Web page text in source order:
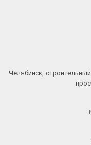
Челябинск,